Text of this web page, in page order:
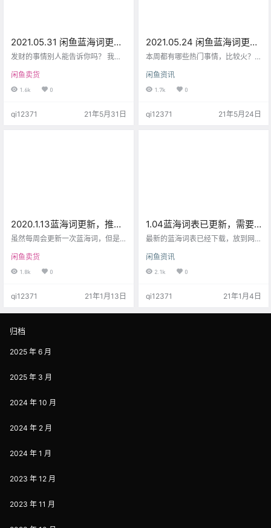
2021.05.31 闲鱼蓝海词更
新，要不自己找个爆款？
发财的事情别人能告诉你吗？ 我觉
诉你，一起香？ 大概率是逗你玩
的，但是给到你的蓝海词是真真实
实、的的确确的数据结果，能找到
不自己找个爆款？别人都不知道的
闲鱼卖货
1.6k 0
qi12371 21年5月31日
2021.05.24 闲鱼蓝海词更
新，啥热门就卖啥，没毛
本周都有哪些热门事情，比较火？
世，热门事件往往会带来一波极大
地需求，而且一般会迅速衰减，但
当热门来临的时候，你可能就可以
我每次拿着表，事后诸葛不大好？
闲鱼资讯
1.7k 0
qi12371 21年5月24日
2020.1.13蓝海词更新，推荐
几个好类目给大家挖掘！
虽然每周会更新一次蓝海词，但是
优质的产品，所以本站决定每周做
一次关键词选择分享（记得有空来
看看）。 把我们认为能够做的，比
给你们，如果你赚到了钱，记得打
魅仔遮瑕霜 fendi围巾（也就是芬迪
围巾） 双眼皮贴素之然 貌似都是女
人喜欢的，也符合很早之前我分享
养生、小孩教育、男人好…
闲鱼卖货
1.8k 0
qi12371 21年1月13日
1.04蓝海词表已更新，需要
的可以前往下载
最新的蓝海词表已经下载，放到网
规矩，自行下载，还没有下载的小
伙伴用积分就可以直接兑换了。 直
达地址 5000+蓝海词[出售] B29.8
2.8k
闲鱼资讯
2.1k 0
qi12371 21年1月4日
归档
2025 年 6 月
2025 年 3 月
2024 年 10 月
2024 年 2 月
2024 年 1 月
2023 年 12 月
2023 年 11 月